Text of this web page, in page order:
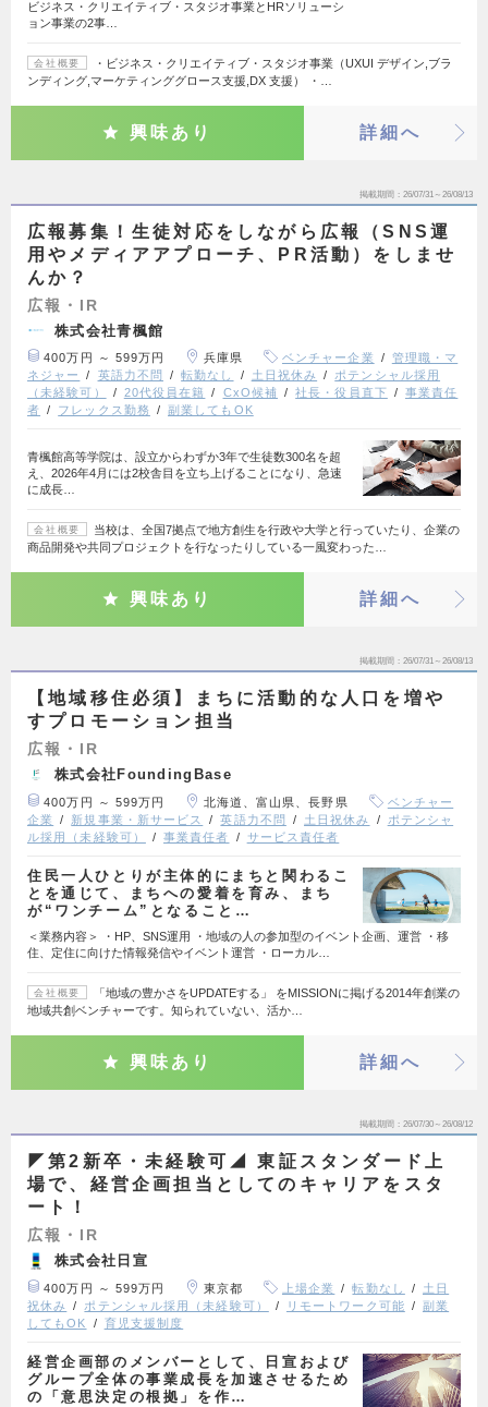
ビジネス・クリエイティブ・スタジオ事業とHRソリューシ
ョン事業の2事…
会社概要
・ビジネス・クリエイティブ・スタジオ事業（UXUI デザイン,ブラ
ンディング,マーケティンググロース支援,DX 支援） ・…
興味あり 詳細へ
掲載期間 26/07/31～26/08/13
広報募集！生徒対応をしながら広報（SNS運
用やメディアアプローチ、PR活動）をしませ
んか？
広報・IR
株式会社青楓館
400万円 ～ 599万円 兵庫県 ベンチャー企業
管理職・マ
ネジャー
英語力不問 転勤なし 土日祝休み
ポテンシャル採用
（未経験可）
20代役員在籍 CxO候補 社長・役員直下
事業責任
者
フレックス勤務 副業してもOK
青楓館高等学院は、設立からわずか3年で生徒数300名を超
え、2026年4月には2校舎目を立ち上げることになり、急速
に成長…
会社概要
当校は、全国7拠点で地方創生を行政や大学と行っていたり、企業の
商品開発や共同プロジェクトを行なったりしている一風変わった…
興味あり 詳細へ
掲載期間 26/07/31～26/08/13
【地域移住必須】まちに活動的な人口を増や
すプロモーション担当
広報・IR
株式会社FoundingBase
400万円 ～ 599万円 北海道、富山県、長野県
ベンチャー
企業
新規事業・新サービス 英語力不問 土日祝休み
ポテンシャ
ル採用（未経験可）
事業責任者 サービス責任者
住民一人ひとりが主体的にまちと関わるこ
とを通じて、まちへの愛着を育み、まち
が“ワンチーム”となること…
＜業務内容＞ ・HP、SNS運用 ・地域の人の参加型のイベント企画、運営 ・移
住、定住に向けた情報発信やイベント運営 ・ローカル…
会社概要
「地域の豊かさをUPDATEする」 をMISSIONに掲げる2014年創業の
地域共創ベンチャーです。知られていない、活か…
興味あり 詳細へ
掲載期間 26/07/30～26/08/12
◤第2新卒・未経験可◢ 東証スタンダード上
場で、経営企画担当としてのキャリアをスタ
ート！
広報・IR
株式会社日宣
400万円 ～ 599万円 東京都 上場企業 転勤なし
土日
祝休み
ポテンシャル採用（未経験可） リモートワーク可能
副業
してもOK
育児支援制度
経営企画部のメンバーとして、日宣および
グループ全体の事業成長を加速させるため
の「意思決定の根拠」を作…